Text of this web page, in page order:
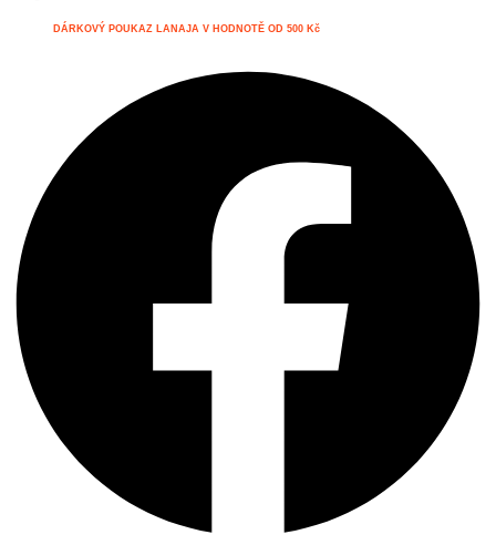
DÁRKOVÝ POUKAZ LANAJA V HODNOTĚ OD 500 Kč